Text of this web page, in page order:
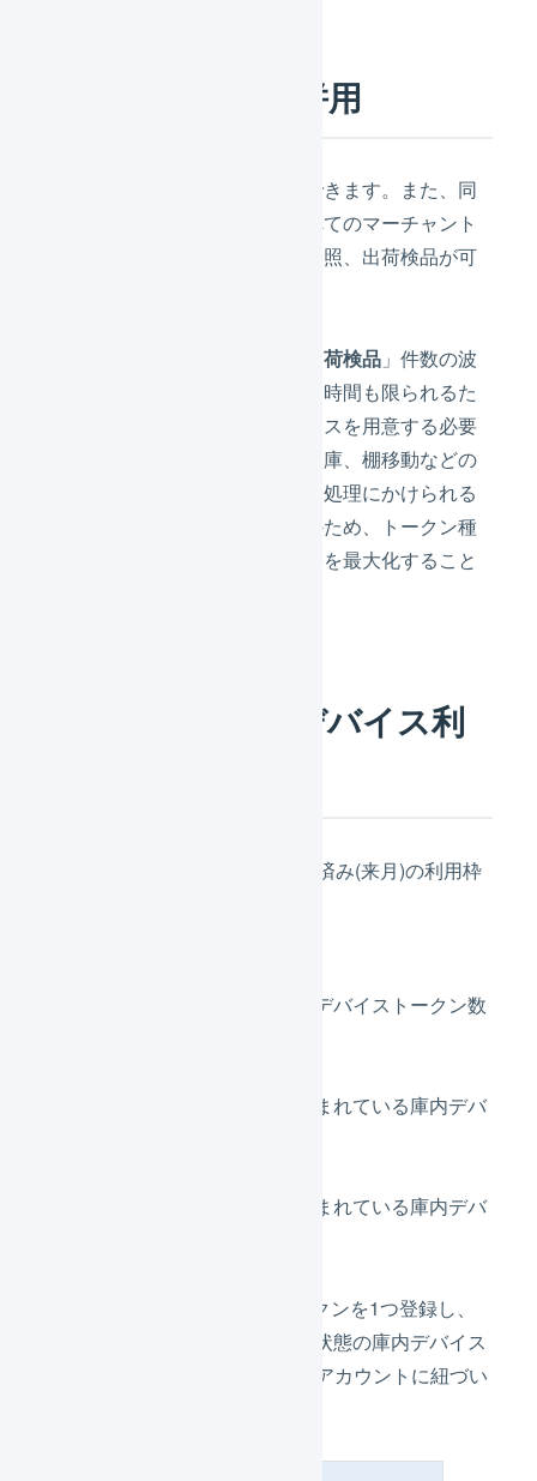
トークン種別の併用
すべてのトークン種別は併用できます。また、同
一オペレーターで管理するすべてのマーチャント
の在庫操作、在庫レポートの参照、出荷検品が可
出荷検品 」件数の波
動が大きく、処理にかけられる時間も限られるた
め、なるべくたくさんのデバイスを用意する必要
があります。一方で、入荷、入庫、棚移動などの
」は波動が少なく、処理にかけられる
時間にも余裕があります。そのため、トークン種
別を組み合わせることで、効果を最大化すること
購入済みの庫内デバイス利
利用中、購入済み(今月)、購入済み(来月)の利用枠
現時点で利用可能な庫内デバイストークン数
利用可能期間に今月が含まれている庫内デバ
利用可能期間に来月が含まれている庫内デバ
例えば、2025年9月1日にトークンを1つ登録し、
2025年10月15日時点で以下の状態の庫内デバイス
利用枠が1つずつオペレーターアカウントに紐づい